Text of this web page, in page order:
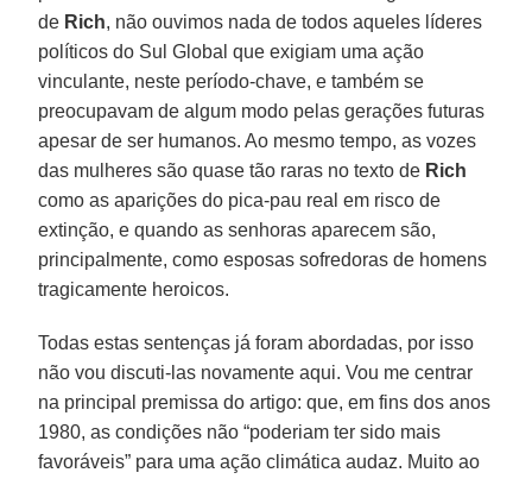
de Rich, não ouvimos nada de todos aqueles líderes
políticos do Sul Global que exigiam uma ação
vinculante, neste período-chave, e também se
preocupavam de algum modo pelas gerações futuras
apesar de ser humanos. Ao mesmo tempo, as vozes
das mulheres são quase tão raras no texto de Rich
como as aparições do pica-pau real em risco de
extinção, e quando as senhoras aparecem são,
principalmente, como esposas sofredoras de homens
tragicamente heroicos.
Todas estas sentenças já foram abordadas, por isso
não vou discuti-las novamente aqui. Vou me centrar
na principal premissa do artigo: que, em fins dos anos
1980, as condições não “poderiam ter sido mais
favoráveis” para uma ação climática audaz. Muito ao